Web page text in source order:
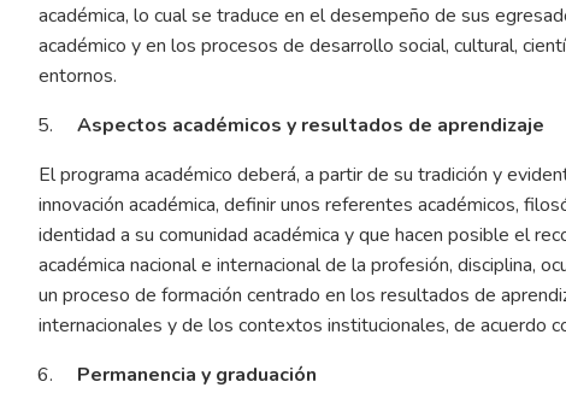
académica, lo cual se traduce en el desempeño de sus
académico y en los procesos de desarrollo social, cultural,
entornos.
Aspectos académicos y resultados de aprendizaje
El programa académico deberá, a partir de su tradición y
innovación académica, definir unos referentes académicos,
identidad a su comunidad académica y que hacen posible el
académica nacional e internacional de la profesión, disciplina,
un proceso de formación centrado en los resultados de
internacionales y de los contextos institucionales, de acuerdo
Permanencia y graduación